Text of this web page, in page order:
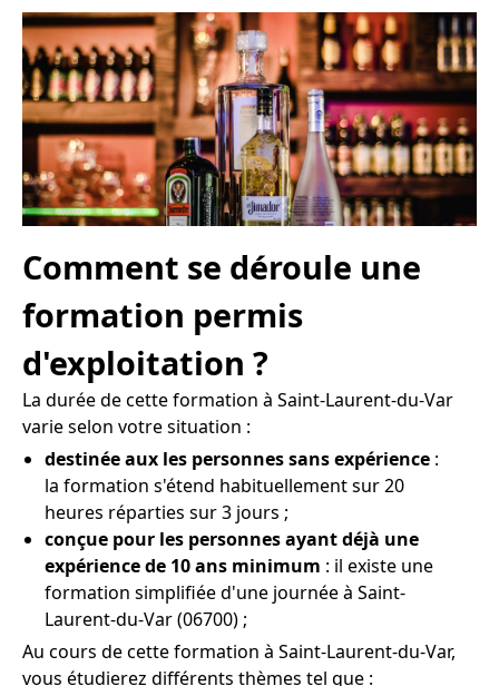
Comment se déroule une
formation permis
d'exploitation ?
La durée de cette formation à Saint-Laurent-du-Var
varie selon votre situation :
destinée aux les personnes sans expérience :
la formation s'étend habituellement sur 20
heures réparties sur 3 jours ;
conçue pour les personnes ayant déjà une
expérience de 10 ans minimum : il existe une
formation simplifiée d'une journée à Saint-
Laurent-du-Var (06700) ;
Au cours de cette formation à Saint-Laurent-du-Var,
vous étudierez différents thèmes tel que :